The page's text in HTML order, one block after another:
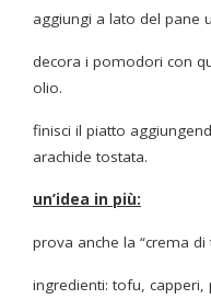
aggiungi a lato del pane
decora i pomodori con
olio.
finisci il piatto
arachide tostata.
un’idea in più:
prova anche la “crema di
ingredienti: tofu,